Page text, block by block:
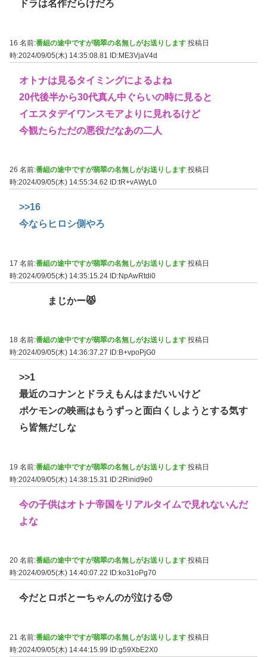
ドラは名作だらけだろ
16 名前:番組の途中ですが翡翠の名無しがお送りします 投稿日
時:2024/09/05(木) 14:35:08.81 ID:ME3VjaV4d
オトナは見るタイミングによるよね
20代後半から30代真ん中ぐらいの時に見ると
イエスタデイワンスモアよりに見れるけど
今観たらただの悪役だなあの二人
26 名前:番組の途中ですが翡翠の名無しがお送りします 投稿日
時:2024/09/05(木) 14:55:34.62
ID:tR+vAWyL0
>>16
今ならヒロシ側やろ
17 名前:番組の途中ですが翡翠の名無しがお送りします 投稿日
時:2024/09/05(木) 14:35:15.24 ID:NpAwRtdi0
まじかー😾
18 名前:番組の途中ですが翡翠の名無しがお送りします 投稿日
時:2024/09/05(木) 14:36:37.27
ID:B+vpoPjG0
>>1
最近のコナンとドラえもんはまだいいけど
ポケモンの映画はもうずっと面白くしようとする気す
ら皆無だしな
19 名前:番組の途中ですが翡翠の名無しがお送りします 投稿日
時:2024/09/05(木) 14:38:15.31 ID:2Rinid9e0
今の子供はオトナ帝国をリアルタイムで見れないんだ
よな
20 名前:番組の途中ですが翡翠の名無しがお送りします 投稿日
時:2024/09/05(木) 14:40:07.22
ID:ko31oPg70
今だとロボとーちゃんのが泣ける🥺
21 名前:番組の途中ですが翡翠の名無しがお送りします 投稿日
時:2024/09/05(木) 14:44:15.99
ID:g59XbE2X0